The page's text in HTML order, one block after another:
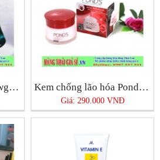
Serum vi tảo biển Snowgirl Thái Lan Kem chống lão hóa Pond’s Age Miracle Night Cream
Giá: 290.000 VNĐ